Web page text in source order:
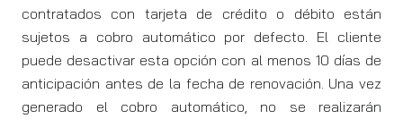
contratados con tarjeta de crédito o débito están
sujetos a cobro automático por defecto. El cliente
puede desactivar esta opción con al menos 10 días de
anticipación antes de la fecha de renovación. Una vez
generado el cobro automático, no se realizarán